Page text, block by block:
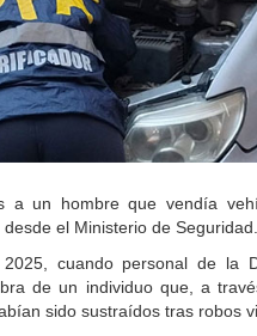
a un hombre que vendía
el Ministerio de Seguridad.
cuando personal de la
de un individuo que, a
sido sustraídos tras robos